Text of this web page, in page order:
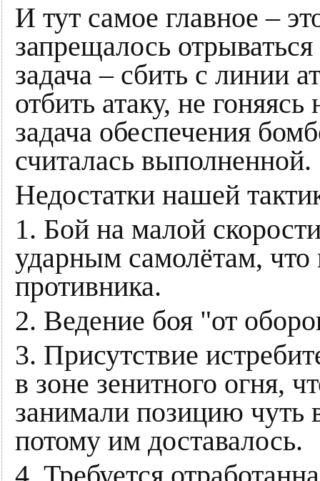
И тут самое главное –
запрещалось
задача – сбить с линии
отбить атаку, не
задача обеспечения
считалась выполненной.
Недостатки нашей
1. Бой на малой
ударным самолётам, что
противника.
2. Ведение боя "от
3. Присутствие
в зоне зенитного огня,
занимали позицию чуть
потому им доставалось.